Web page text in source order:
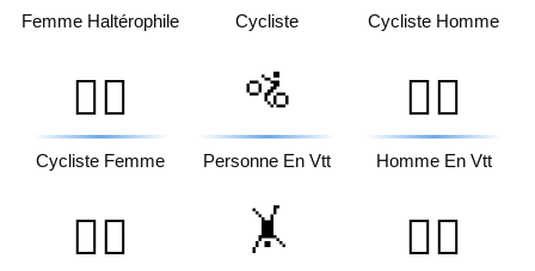
Femme Haltérophile Cycliste Cycliste Homme
🚴‍♀️
Cycliste Femme
🚵
Personne En Vtt
🚵‍♂️
Homme En Vtt
🚵‍♀️ 🤸 🤸‍♂️